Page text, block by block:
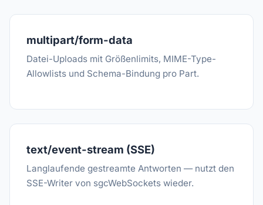
multipart/form-data
Datei-Uploads mit Größenlimits, MIME-Type-
Allowlists und Schema-Bindung pro Part.
text/event-stream (SSE)
Langlaufende gestreamte Antworten — nutzt den
SSE-Writer von sgcWebSockets wieder.